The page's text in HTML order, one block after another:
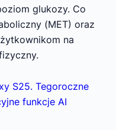
glukozy. Co
(MET) oraz
na
S25. Tegoroczne
funkcje AI